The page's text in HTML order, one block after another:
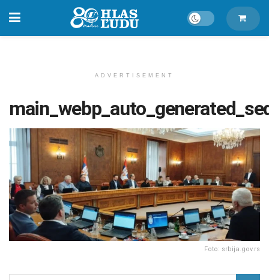
ADVERTISEMENT
Foto: srbija.gov.rs